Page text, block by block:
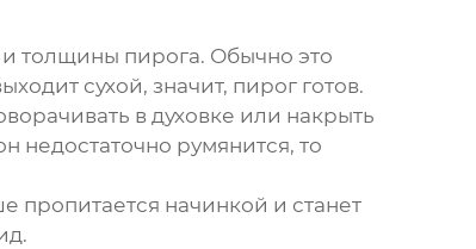
и толщины пирога. Обычно это
сухой, значит, пирог готов.
в духовке или накрыть
недостаточно румянится, то
пропитается начинкой и станет